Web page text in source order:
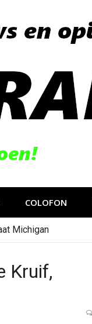
COLOFON
Michigan
Kruif,